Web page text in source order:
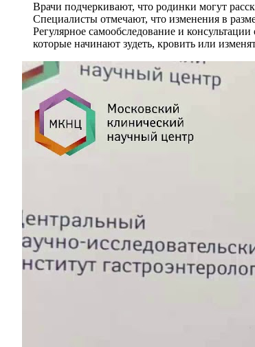
Врачи подчеркивают, что родинки могут
Специалисты отмечают, что изменения в
Регулярное самообследование и
которые начинают зудеть, кровить или